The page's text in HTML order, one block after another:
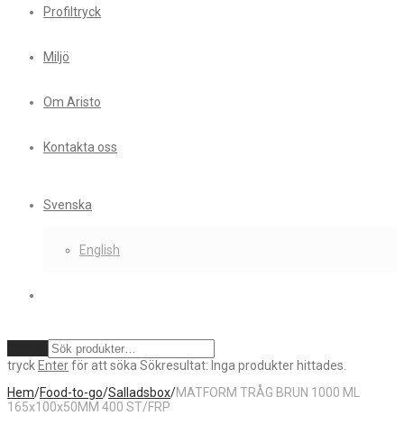
Profiltryck
Miljö
Om Aristo
Kontakta oss
Svenska
English
tryck Enterför att söka Sökresultat: Inga produkter hittades.
Hem/Food-to-go/Salladsbox/MATFORM TRÅG BRUN 1000 ML
165x100x50MM 400 ST/FRP